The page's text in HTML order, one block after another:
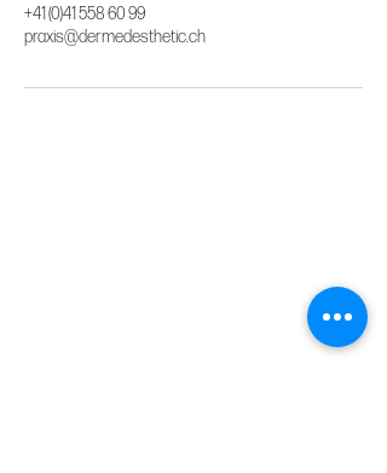
+41 (0)41 558 60 99
praxis@dermedesthetic.ch